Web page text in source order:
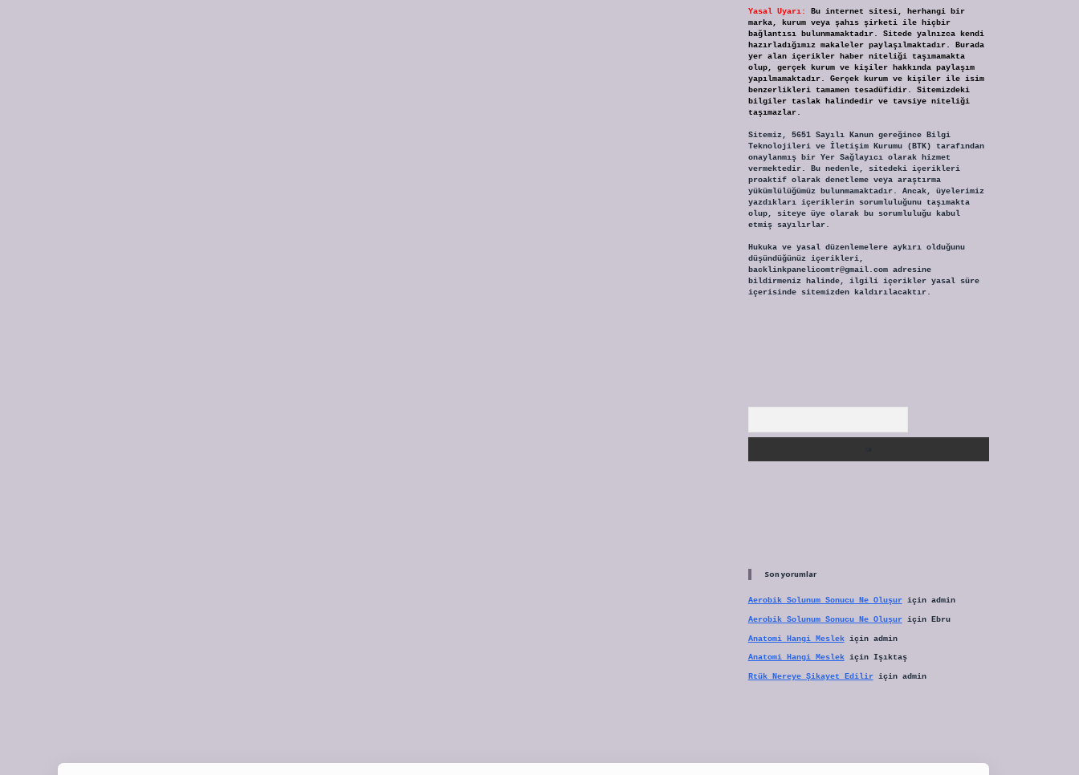
Yasal Uyarı:
Bu internet sitesi, herhangi bir
marka, kurum veya şahıs şirketi ile hiçbir
bağlantısı bulunmamaktadır. Sitede yalnızca kendi
hazırladığımız makaleler paylaşılmaktadır. Burada
yer alan içerikler haber niteliği taşımamakta
olup, gerçek kurum ve kişiler hakkında paylaşım
yapılmamaktadır. Gerçek kurum ve kişiler ile isim
benzerlikleri tamamen tesadüfidir. Sitemizdeki
bilgiler taslak halindedir ve tavsiye niteliği
taşımazlar.
Sitemiz, 5651 Sayılı Kanun gereğince Bilgi
Teknolojileri ve İletişim Kurumu (BTK) tarafından
onaylanmış bir Yer Sağlayıcı olarak hizmet
vermektedir. Bu nedenle, sitedeki içerikleri
proaktif olarak denetleme veya araştırma
yükümlülüğümüz bulunmamaktadır. Ancak, üyelerimiz
yazdıkları içeriklerin sorumluluğunu taşımakta
olup, siteye üye olarak bu sorumluluğu kabul
etmiş sayılırlar.
Hukuka ve yasal düzenlemelere aykırı olduğunu
düşündüğünüz içerikleri,
backlinkpanelicomtr@gmail.comadresine
bildirmeniz halinde, ilgili içerikler yasal süre
içerisinde sitemizden kaldırılacaktır.
Son yorumlar
Aerobik Solunum Sonucu Ne Oluşuriçin admin
Aerobik Solunum Sonucu Ne Oluşuriçin Ebru
Anatomi Hangi Meslekiçin admin
Anatomi Hangi Meslekiçin Işıktaş
Rtük Nereye Şikayet Ediliriçin admin